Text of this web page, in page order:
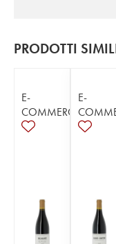
PRODOTTI
E-
COMMERCE
E-